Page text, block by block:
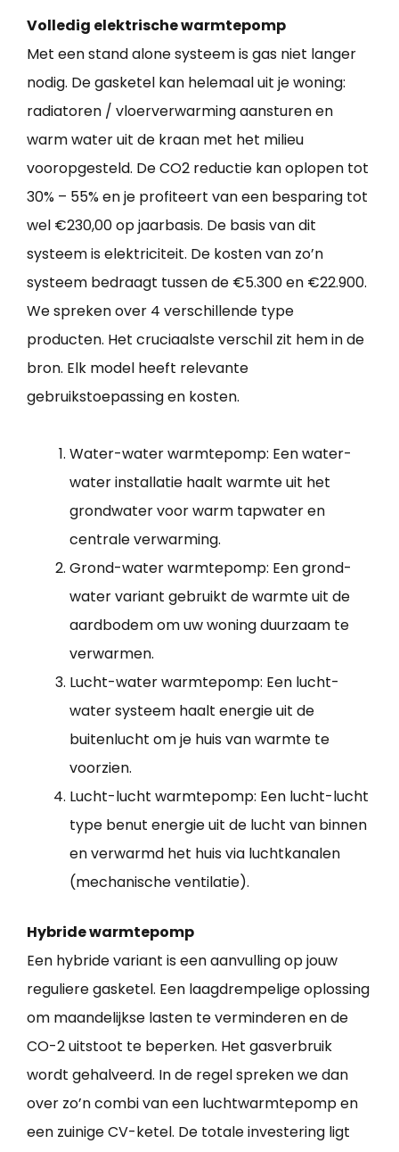
Volledig elektrische warmtepomp
Met een stand alone systeem is gas niet langer
nodig. De gasketel kan helemaal uit je woning:
radiatoren / vloerverwarming aansturen en
warm water uit de kraan met het milieu
vooropgesteld. De CO2 reductie kan oplopen tot
30% – 55% en je profiteert van een besparing tot
wel €230,00 op jaarbasis. De basis van dit
systeem is elektriciteit. De kosten van zo’n
systeem bedraagt tussen de €5.300 en €22.900.
We spreken over 4 verschillende type
producten. Het cruciaalste verschil zit hem in de
bron. Elk model heeft relevante
gebruikstoepassing en kosten.
Water-water warmtepomp: Een water-
water installatie haalt warmte uit het
grondwater voor warm tapwater en
centrale verwarming.
Grond-water warmtepomp: Een grond-
water variant gebruikt de warmte uit de
aardbodem om uw woning duurzaam te
verwarmen.
Lucht-water warmtepomp: Een lucht-
water systeem haalt energie uit de
buitenlucht om je huis van warmte te
voorzien.
Lucht-lucht warmtepomp: Een lucht-lucht
type benut energie uit de lucht van binnen
en verwarmd het huis via luchtkanalen
(mechanische ventilatie).
Hybride warmtepomp
Een hybride variant is een aanvulling op jouw
reguliere gasketel. Een laagdrempelige oplossing
om maandelijkse lasten te verminderen en de
CO-2 uitstoot te beperken. Het gasverbruik
wordt gehalveerd. In de regel spreken we dan
over zo’n combi van een luchtwarmtepomp en
een zuinige CV-ketel. De totale investering ligt